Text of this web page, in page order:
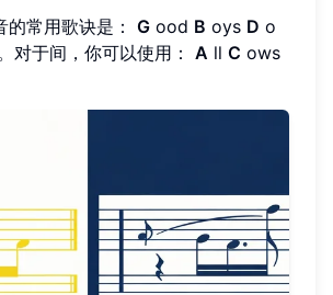
常用歌诀是： G ood B oys D o
对于间，你可以使用： A ll C ows